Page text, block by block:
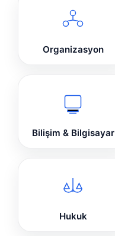
Organizasyon
Bilişim & Bilgisayar
Hukuk